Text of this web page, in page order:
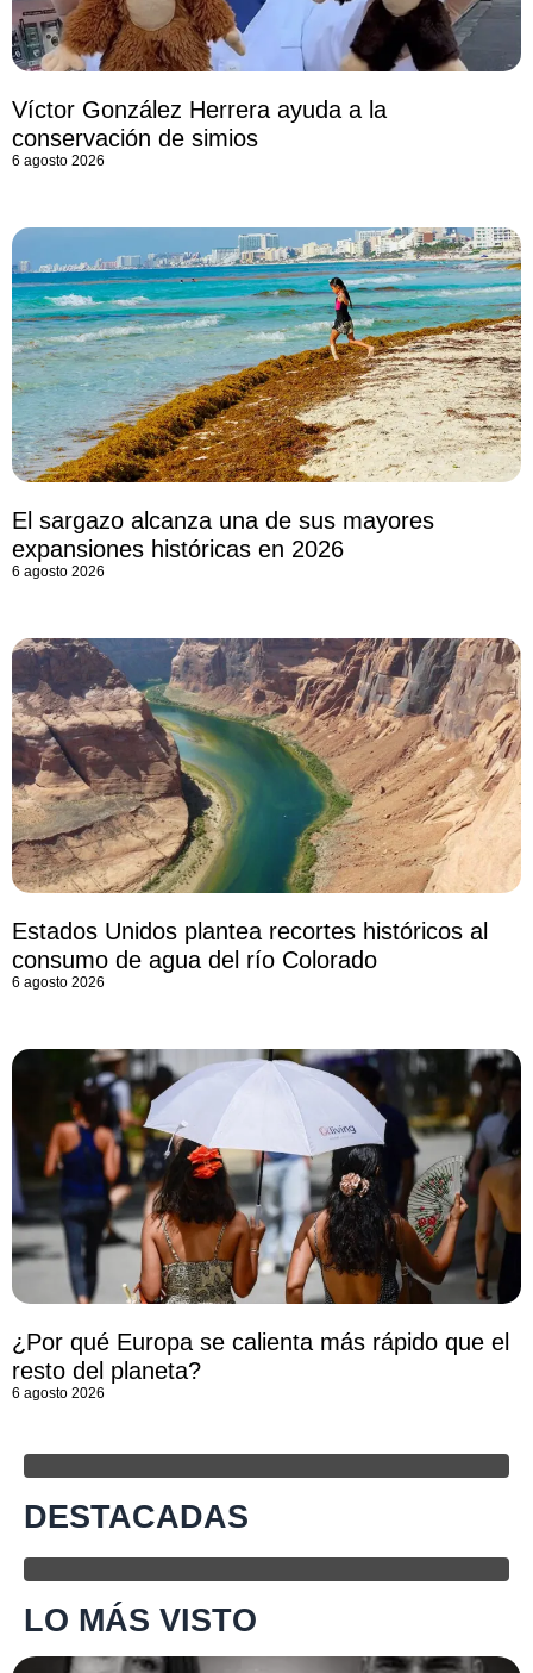
Víctor González Herrera ayuda a la
conservación de simios
6 agosto 2026
El sargazo alcanza una de sus mayores
expansiones históricas en 2026
6 agosto 2026
Estados Unidos plantea recortes históricos al
consumo de agua del río Colorado
6 agosto 2026
¿Por qué Europa se calienta más rápido que el
resto del planeta?
6 agosto 2026
DESTACADAS
LO MÁS VISTO